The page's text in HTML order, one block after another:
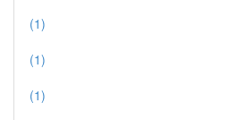
(1)
(1)
(1)